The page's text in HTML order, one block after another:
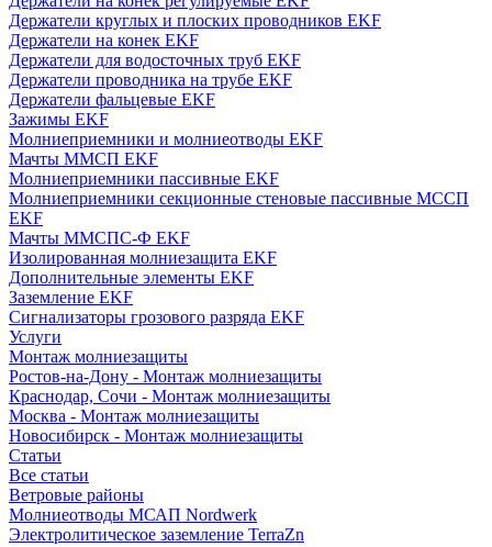
Держатели круглых и плоских проводников EKF
Держатели на конек EKF
Держатели для водосточных труб EKF
Держатели проводника на трубе EKF
Держатели фальцевые EKF
Зажимы EKF
Молниеприемники и молниеотводы EKF
Мачты ММСП EKF
Молниеприемники пассивные EKF
Молниеприемники секционные стеновые пассивные МССП
EKF
Мачты ММСПС-Ф EKF
Изолированная молниезащита EKF
Дополнительные элементы EKF
Заземление EKF
Сигнализаторы грозового разряда EKF
Услуги
Монтаж молниезащиты
Ростов-на-Дону - Монтаж молниезащиты
Краснодар, Сочи - Монтаж молниезащиты
Москва - Монтаж молниезащиты
Новосибирск - Монтаж молниезащиты
Статьи
Все статьи
Ветровые районы
Молниеотводы МСАП Nordwerk
Электролитическое заземление TerraZn